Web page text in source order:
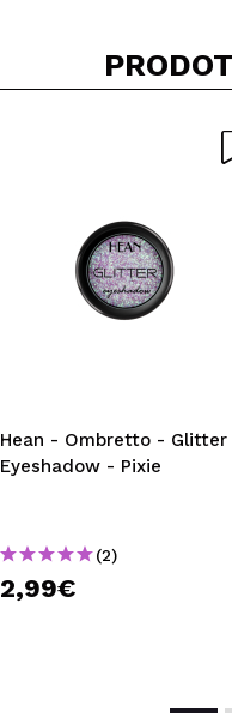
Hean - Ombretto - Glitter
Eyeshadow - Pixie
(2)
2,99€